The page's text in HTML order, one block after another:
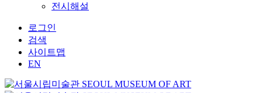
전시해설
로그인
검색
사이트맵
EN